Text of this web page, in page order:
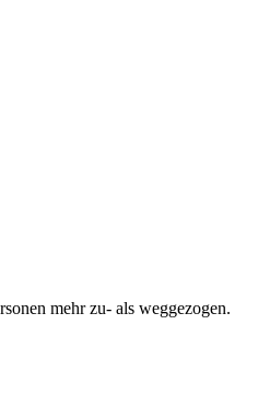
mehr zu- als weggezogen.